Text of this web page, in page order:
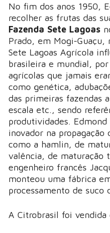
No fim dos anos 1950,
recolher as frutas das
Fazenda Sete Lagoas
Prado, em Mogi-Guaçu,
Sete Lagoas Agrícola
brasileira e mundial,
agrícolas que jamais
como genética,
das primeiras fazendas
escala etc., sendo
produtividades.
inovador na propagação
como a hamlin, de
valência, de maturação
engenheiro francês
monteou uma fábrica
processamento de suco
A Citrobrasil foi vendida